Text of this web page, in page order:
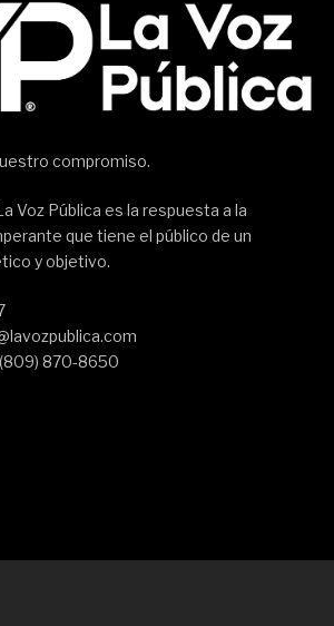
compromiso.
Voz Pública es la respuesta a la
que tiene el público de un
y objetivo.
(809) 870-8650